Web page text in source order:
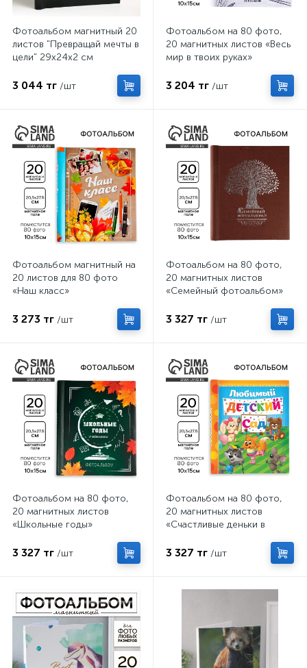
Фотоальбом магнитный 20
листов "Превращай мечты в
цели" 29х24х2 см
3 044 тг /шт
Фотоальбом на 80 фото,
20 магнитных листов «Весь
мир в твоих руках»
3 204 тг /шт
Фотоальбом магнитный на
20 листов для 80 фото
«Наш класс»
3 273 тг /шт
Фотоальбом на 80 фото,
20 магнитных листов
«Семейный фотоальбом»
3 327 тг /шт
Фотоальбом на 80 фото,
20 магнитных листов
«Школьные годы»
3 327 тг /шт
Фотоальбом на 80 фото,
20 магнитных листов
«Счастливые деньки в
3 327 тг /шт